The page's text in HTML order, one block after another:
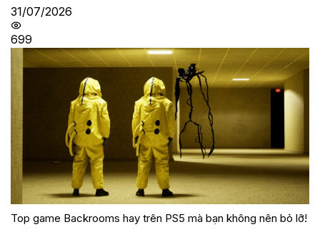
31/07/2026
699
Top game Backrooms hay trên PS5 mà bạn không nên bỏ lỡ!